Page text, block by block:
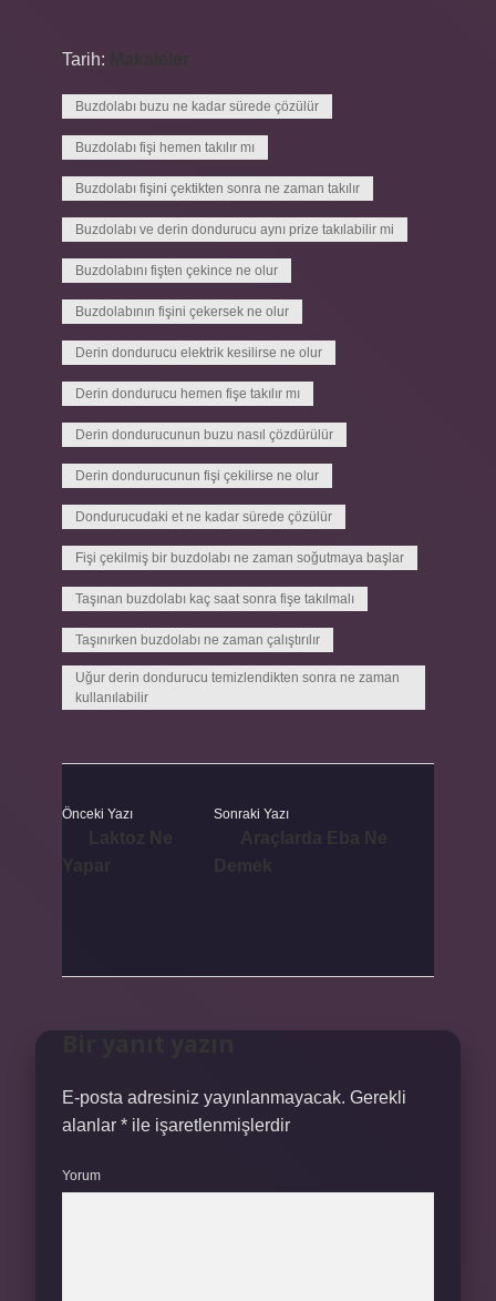
Tarih:
Buzdolabı buzu ne kadar sürede çözülür
Buzdolabı fişi hemen takılır mı
Buzdolabı fişini çektikten sonra ne zaman takılır
Buzdolabı ve derin dondurucu aynı prize takılabilir mi
Buzdolabını fişten çekince ne olur
Buzdolabının fişini çekersek ne olur
Derin dondurucu elektrik kesilirse ne olur
Derin dondurucu hemen fişe takılır mı
Derin dondurucunun buzu nasıl çözdürülür
Derin dondurucunun fişi çekilirse ne olur
Dondurucudaki et ne kadar sürede çözülür
Fişi çekilmiş bir buzdolabı ne zaman soğutmaya başlar
Taşınan buzdolabı kaç saat sonra fişe takılmalı
Taşınırken buzdolabı ne zaman çalıştırılır
Uğur derin dondurucu temizlendikten sonra ne zaman
kullanılabilir
Önceki Yazı Sonraki Yazı
E-posta adresiniz yayınlanmayacak. Gerekli
alanlar * ile işaretlenmişlerdir
Yorum